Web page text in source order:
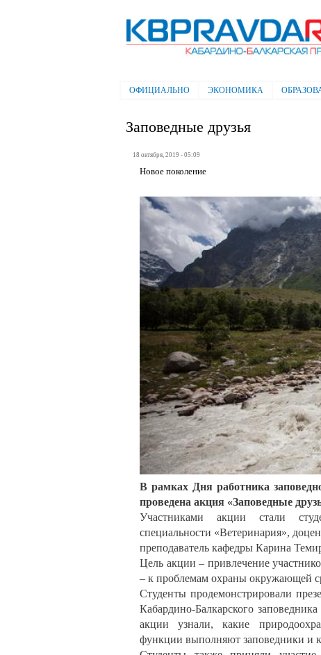
Электронная газета "Кабардино-
Балкарская правда"
Главное меню
ОФИЦИАЛЬНО ЭКОНОМИКА
Заповедные друзья
18 октября, 2019 - 05:09
Новое поколение
В рамках Дня работника
проведена акция «Заповедные
Участниками акции стали
специальности «Ветеринария»,
преподаватель кафедры Карина
Цель акции – привлечение
– к проблемам охраны окружающей
Студенты продемонстрировали
Кабардино-Балкарского
акции узнали, какие
функции выполняют заповедники и